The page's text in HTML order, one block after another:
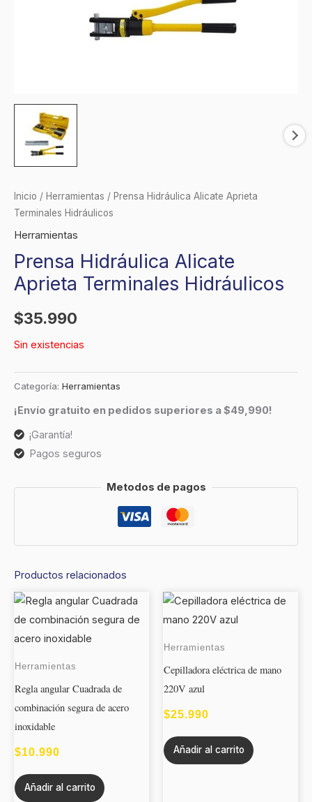
Inicio / Herramientas / Prensa Hidráulica Alicate Aprieta
Terminales Hidráulicos
Herramientas
Prensa Hidráulica Alicate
Aprieta Terminales Hidráulicos
$35.990
Sin existencias
Categoría: Herramientas
¡Envío gratuito en pedidos superiores a $49,990!
¡Garantía!
Pagos seguros
Metodos de pagos
Productos relacionados
Herramientas
Regla angular Cuadrada de
combinación segura de acero
inoxidable
$10.990
Añadir al carrito
Herramientas
Cepilladora eléctrica de mano
220V azul
$25.990
Añadir al carrito